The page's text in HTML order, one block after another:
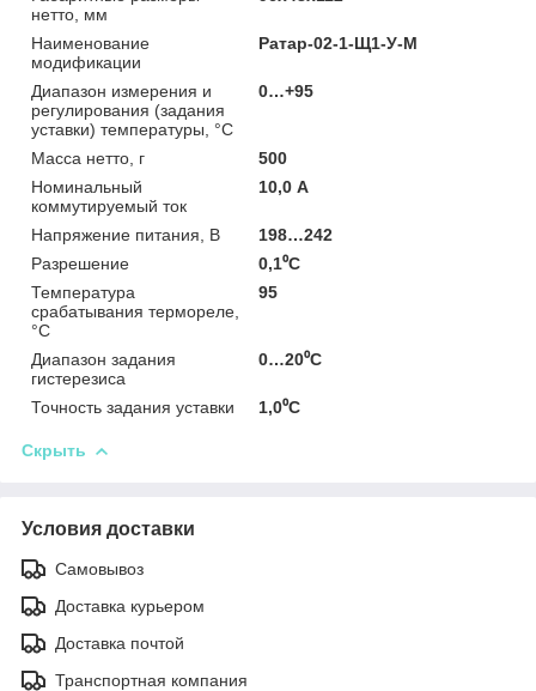
нетто, мм
Наименование
модификации
Ратар-02-1-Щ1-У-М
Диапазон измерения и
регулирования (задания
уставки) температуры, °С
0…+95
Масса нетто, г
500
Номинальный
коммутируемый ток
10,0 А
Напряжение питания, В
198…242
Разрешение
0,1⁰С
Температура
срабатывания термореле,
°С
95
Диапазон задания
гистерезиса
0…20⁰С
Точность задания уставки 1,0⁰С
Скрыть
Условия доставки
Самовывоз
Доставка курьером
Доставка почтой
Транспортная компания